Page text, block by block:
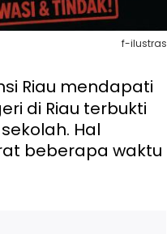
f-
Riau mendapati
di Riau terbukti
Hal
beberapa waktu